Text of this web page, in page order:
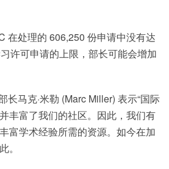
在处理的 606,250 份申请中没有达
许可申请的上限，部长可能会增加
长马克·米勒 (Marc Miller) 表示“国际
丰富了我们的社区。因此，我们有
富学术经验所需的资源。如今在加
。